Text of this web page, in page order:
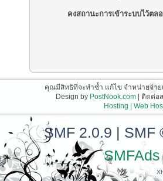
คงสถานะการเข้าระบบไว้ตล
คุณมีสิทธิที่จะทำซ้ำ แก้ไข จำหน่ายจ่า
Design by PostNook.com| ติดต่อส
Hosting | Web
SMF 2.0.9 | SMF
SMFAds